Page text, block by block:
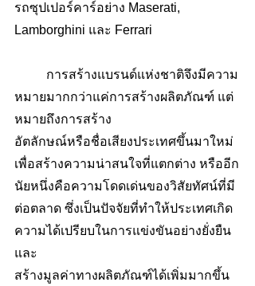
รถซุปเปอร์คาร์อย่าง Maserati,
Lamborghini และ Ferrari
หมายมากกว่าแค่การสร้างผลิตภัณฑ์ แต่
หมายถึงการสร้าง
อัตลักษณ์หรือชื่อเสียงประเทศขึ้นมาใหม่
เพื่อสร้างความน่าสนใจที่แตกต่าง หรืออีก
นัยหนึ่งคือความโดดเด่นของวิสัยทัศน์ที่มี
ต่อตลาด ซึ่งเป็นปัจจัยที่ทำให้ประเทศเกิด
ความได้เปรียบในการแข่งขันอย่างยั่งยืน
และ
สร้างมูลค่าทางผลิตภัณฑ์ได้เพิ่มมากขึ้น